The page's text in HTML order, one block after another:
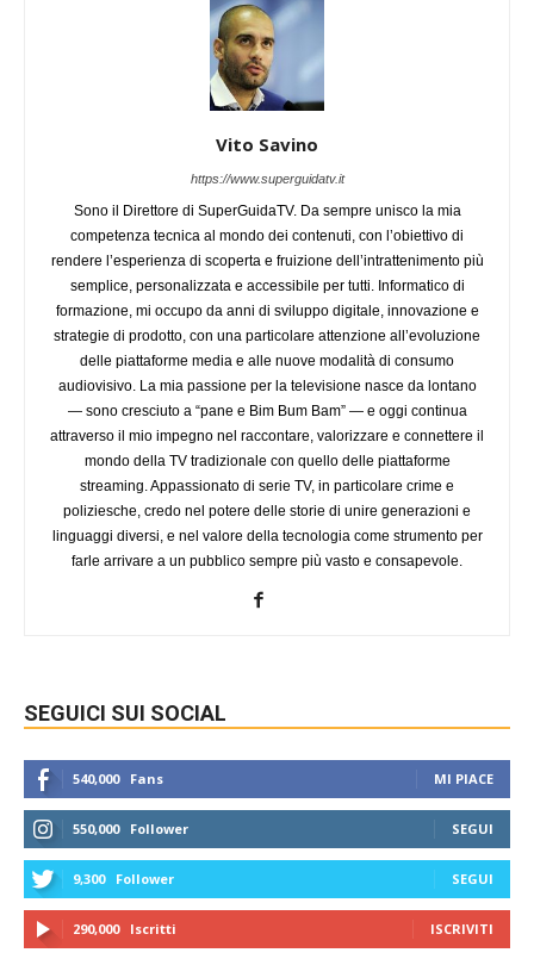
Vito Savino
https://www.superguidatv.it
Sono il Direttore di SuperGuidaTV. Da sempre unisco la mia
competenza tecnica al mondo dei contenuti, con l’obiettivo di
rendere l’esperienza di scoperta e fruizione dell’intrattenimento più
semplice, personalizzata e accessibile per tutti. Informatico di
formazione, mi occupo da anni di sviluppo digitale, innovazione e
strategie di prodotto, con una particolare attenzione all’evoluzione
delle piattaforme media e alle nuove modalità di consumo
audiovisivo. La mia passione per la televisione nasce da lontano
— sono cresciuto a “pane e Bim Bum Bam” — e oggi continua
attraverso il mio impegno nel raccontare, valorizzare e connettere il
mondo della TV tradizionale con quello delle piattaforme
streaming. Appassionato di serie TV, in particolare crime e
poliziesche, credo nel potere delle storie di unire generazioni e
linguaggi diversi, e nel valore della tecnologia come strumento per
farle arrivare a un pubblico sempre più vasto e consapevole.
SEGUICI SUI SOCIAL
540,000 Fans MI PIACE
550,000 Follower SEGUI
9,300 Follower SEGUI
290,000 Iscritti ISCRIVITI